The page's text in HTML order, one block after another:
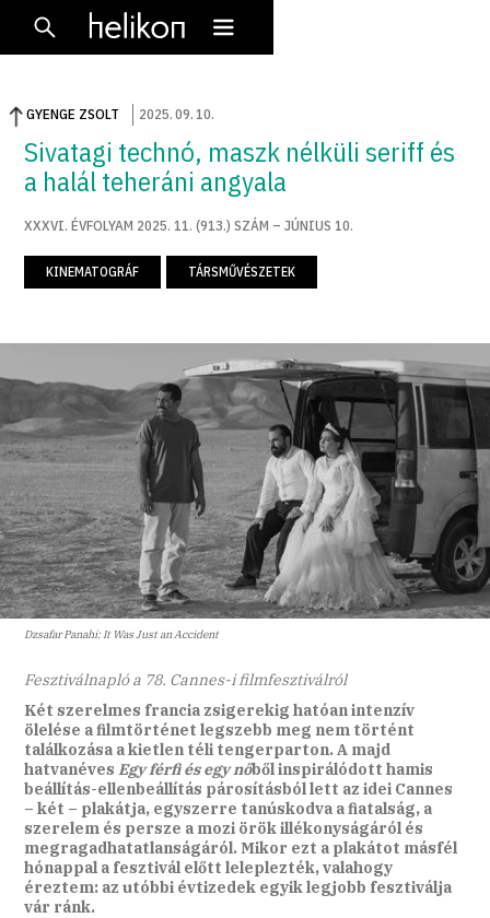
GYENGE ZSOLT 2025.09. 10.
Sivatagi technó, maszk nélküli seriff és
a halál teheráni angyala
XXXVI. ÉVFOLYAM 2025. 11. (913.) SZÁM – JÚNIUS 10.
KINEMATOGRÁF TÁRSMŰVÉSZETEK
Dzsafar Panahi: It Was Just an Accident
Fesztiválnapló a 78. Cannes-i filmfesztiválról
Két szerelmes francia zsigerekig hatóan intenzív
ölelése a filmtörténet legszebb meg nem történt
találkozása a kietlen téli tengerparton. A majd
hatvanévesEgy férfi és egy nőből inspirálódott hamis
beállítás-ellenbeállítás párosításból lett az idei Cannes
– két – plakátja, egyszerre tanúskodva a fiatalság, a
szerelem és persze a mozi örök illékonyságáról és
megragadhatatlanságáról. Mikor ezt a plakátot másfél
hónappal a fesztivál előtt leleplezték, valahogy
éreztem: az utóbbi évtizedek egyik legjobb fesztiválja
vár ránk.